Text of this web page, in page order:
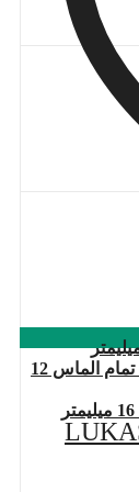
برقو ماشینی تنگستن کارباید تمام الماس 12